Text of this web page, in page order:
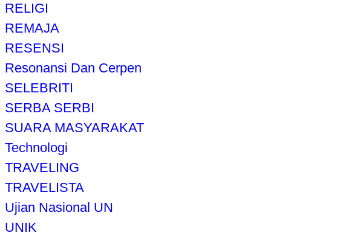
RELIGI
REMAJA
RESENSI
Resonansi Dan Cerpen
SELEBRITI
SERBA SERBI
SUARA MASYARAKAT
Technologi
TRAVELING
TRAVELISTA
Ujian Nasional UN
UNIK